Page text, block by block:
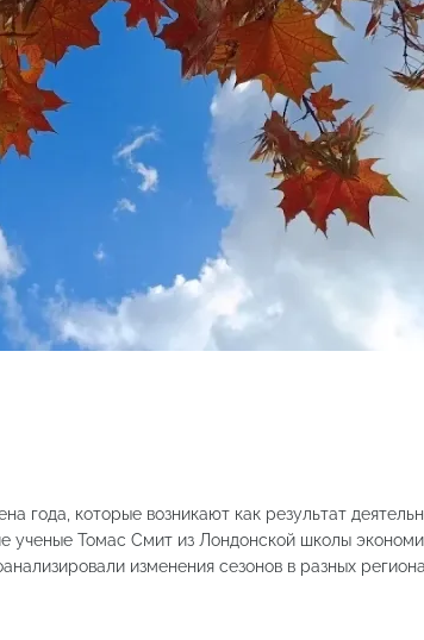
года, которые возникают как результат
ученые Томас Смит из Лондонской школы
изменения сезонов в разных